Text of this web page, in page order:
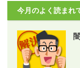
今月のよく読まれ